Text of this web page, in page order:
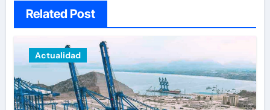
Related Post
Actualidad